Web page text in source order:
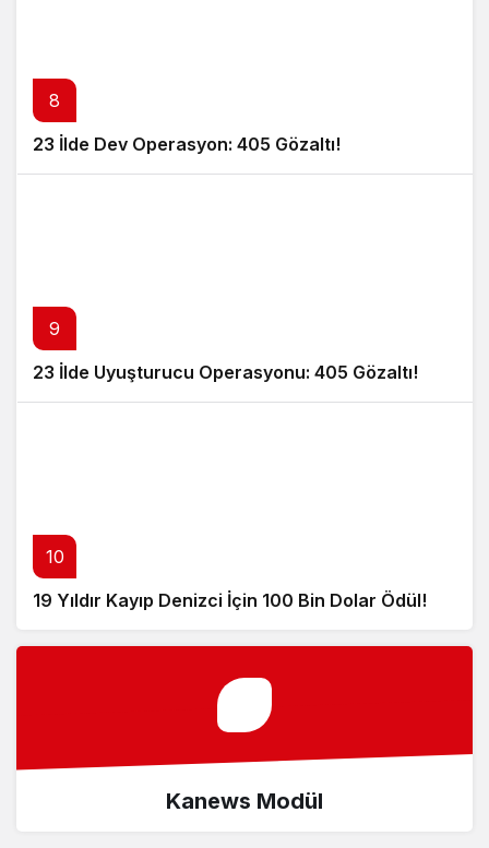
8
23 İlde Dev Operasyon: 405 Gözaltı!
9
23 İlde Uyuşturucu Operasyonu: 405 Gözaltı!
10
19 Yıldır Kayıp Denizci İçin 100 Bin Dolar Ödül!
Kanews Modül